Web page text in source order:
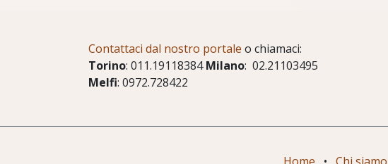
Contattaci dal nostro portale o chiamaci:
Torino: 011.19118384Milano: 02.21103495
Melfi: 0972.728422